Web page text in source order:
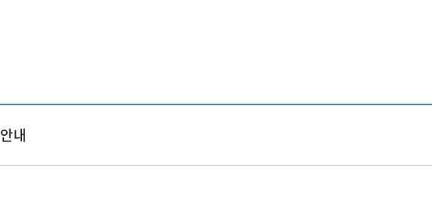
내